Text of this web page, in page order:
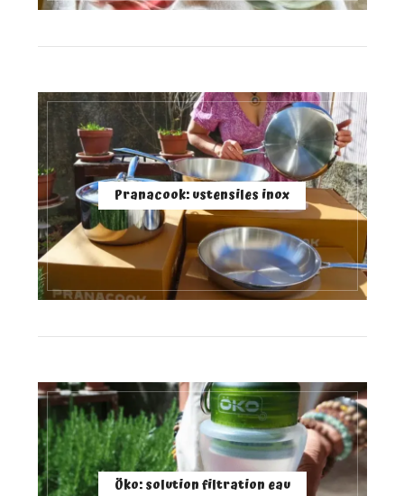
Pranacook: ustensiles inox
Öko: solution filtration eau